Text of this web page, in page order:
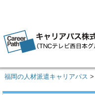
福岡の人材派遣キャリアパス >